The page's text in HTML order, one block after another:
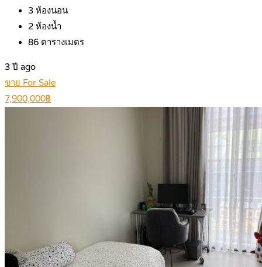
3 ห้องนอน
2 ห้องน้ำ
86 ตารางเมตร
3 ปี ago
ขาย For Sale
7,900,000฿